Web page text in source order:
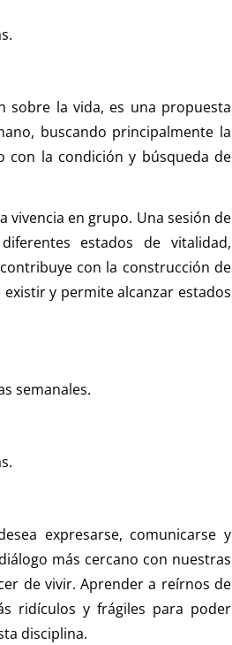
sobre la vida, es una propuesta
buscando principalmente la
con la condición y búsqueda de
vivencia en grupo. Una sesión de
estados de vitalidad,
con la construcción de
y permite alcanzar estados
semanales.
expresarse, comunicarse y
más cercano con nuestras
de vivir. Aprender a reírnos de
ridículos y frágiles para poder
disciplina.